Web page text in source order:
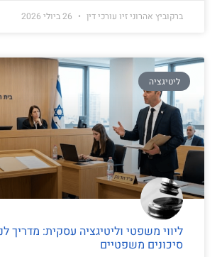
ברקוביץ אהרוני זיו עורכי דין
ליטיגציה
ליווי משפטי וליטיגציה עסקית: מדריך
סיכונים משפטיים